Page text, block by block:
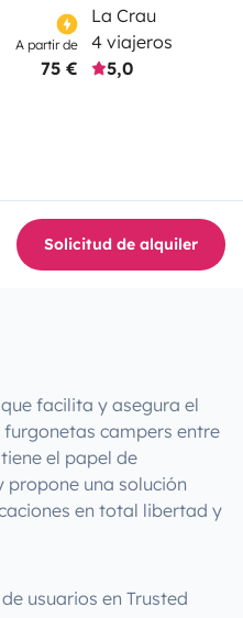
A partir de
75 €
La Crau
4 viajeros
5,0
Solicitud de alquiler
facilita y asegura el
campers entre
el papel de
una solución
en total libertad y
usuarios en Trusted